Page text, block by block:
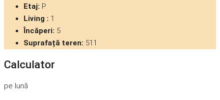
Etaj: P
Living : 1
Încăperi: 5
Suprafață teren: 511
Calculator
pe lună